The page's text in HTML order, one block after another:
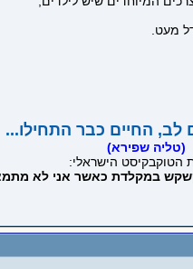
מעט.
החיים כבר התחילו...
(טליה שפירא)
הטוקבקיסט הישראלי:
במקלדת כאשר אני לא